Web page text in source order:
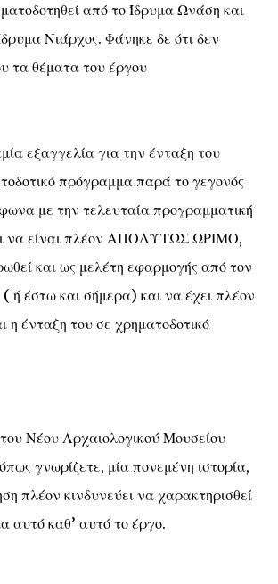
από το Ίδρυμα Ωνάση και
Νιάρχος. Φάνηκε δε ότι δεν
τα θέματα του έργου
εξαγγελία για την ένταξη του
πρόγραμμα παρά το γεγονός
με την τελευταία προγραμματική
να είναι πλέον ΑΠΟΛΥΤΩΣ ΩΡΙΜΟ,
και ως μελέτη εφαρμογής από τον
( ή έστω και σήμερα) και να έχει πλέον
η ένταξη του σε χρηματοδοτικό
Νέου Αρχαιολογικού Μουσείου
γνωρίζετε, μία πονεμένη ιστορία,
πλέον κινδυνεύει να χαρακτηρισθεί
αυτό καθ’ αυτό το έργο.